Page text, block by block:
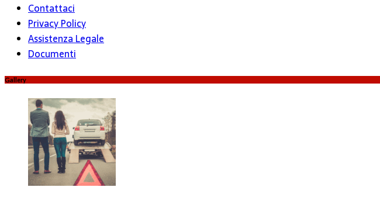
Contattaci
Privacy Policy
Assistenza Legale
Documenti
Gallery